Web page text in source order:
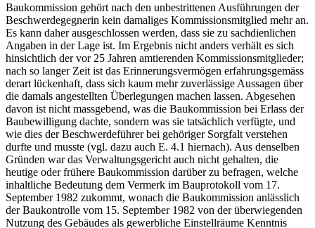
Baukommission gehört nach den unbestrittenen Ausführungen der
Beschwerdegegnerin kein damaliges Kommissionsmitglied mehr an.
Es kann daher ausgeschlossen werden, dass sie zu sachdienlichen
Angaben in der Lage ist. Im Ergebnis nicht anders verhält es sich
hinsichtlich der vor 25 Jahren amtierenden Kommissionsmitglieder;
nach so langer Zeit ist das Erinnerungsvermögen erfahrungsgemäss
derart lückenhaft, dass sich kaum mehr zuverlässige Aussagen über
die damals angestellten Überlegungen machen lassen. Abgesehen
davon ist nicht massgebend, was die Baukommission bei Erlass der
Baubewilligung dachte, sondern was sie tatsächlich verfügte, und
wie dies der Beschwerdeführer bei gehöriger Sorgfalt verstehen
durfte und musste (vgl. dazu auch E. 4.1 hiernach). Aus denselben
Gründen war das Verwaltungsgericht auch nicht gehalten, die
heutige oder frühere Baukommission darüber zu befragen, welche
inhaltliche Bedeutung dem Vermerk im Bauprotokoll vom 17.
September 1982 zukommt, wonach die Baukommission anlässlich
der Baukontrolle vom 15. September 1982 von der überwiegenden
Nutzung des Gebäudes als gewerbliche Einstellräume Kenntnis